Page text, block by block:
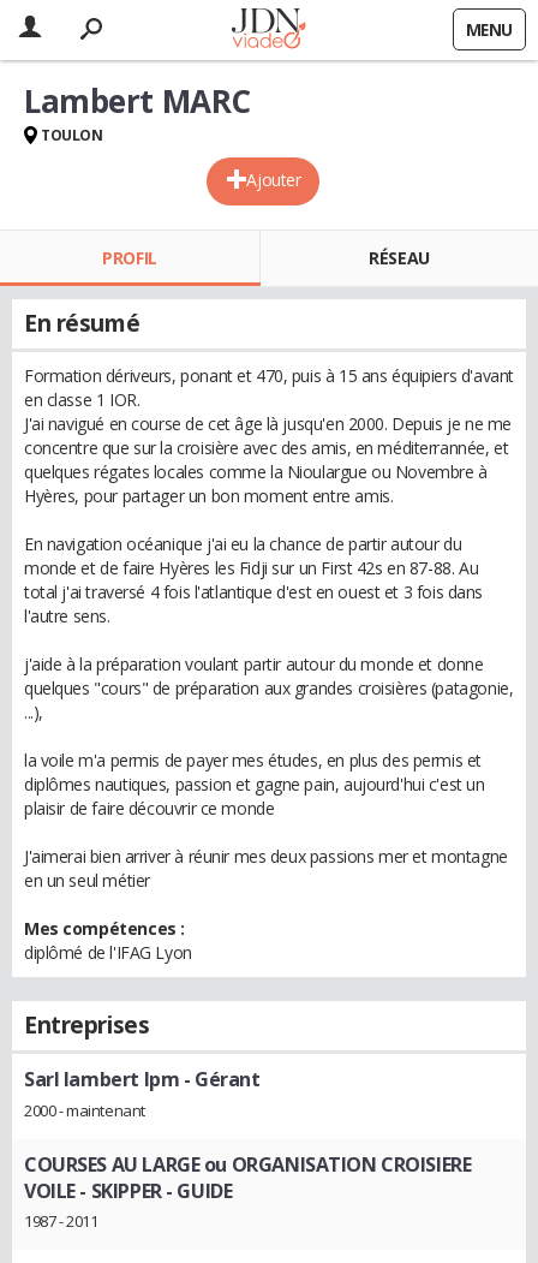
MENU
Ajouter
Lambert MARC
TOULON
PROFIL RÉSEAU
En résumé
Formation dériveurs, ponant et 470, puis à 15 ans équipiers d'avant
en classe 1 IOR.
J'ai navigué en course de cet âge là jusqu'en 2000. Depuis je ne me
concentre que sur la croisière avec des amis, en méditerrannée, et
quelques régates locales comme la Nioulargue ou Novembre à
Hyères, pour partager un bon moment entre amis.
En navigation océanique j'ai eu la chance de partir autour du
monde et de faire Hyères les Fidji sur un First 42s en 87-88. Au
total j'ai traversé 4 fois l'atlantique d'est en ouest et 3 fois dans
l'autre sens.
j'aide à la préparation voulant partir autour du monde et donne
quelques "cours" de préparation aux grandes croisières (patagonie,
...),
la voile m'a permis de payer mes études, en plus des permis et
diplômes nautiques, passion et gagne pain, aujourd'hui c'est un
plaisir de faire découvrir ce monde
J'aimerai bien arriver à réunir mes deux passions mer et montagne
en un seul métier
Mes compétences :
diplômé de l'IFAG Lyon
Entreprises
Sarl lambert lpm - Gérant
2000 - maintenant
COURSES AU LARGE ou ORGANISATION CROISIERE
VOILE- SKIPPER - GUIDE
1987 - 2011